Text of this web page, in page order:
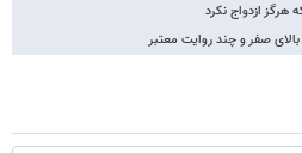
هرگز ازدواج نکرد
صفر و چند روایت معتبر